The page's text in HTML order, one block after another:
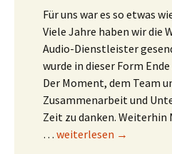
Für uns war es so etwas
Viele Jahre haben wir die
Audio-Dienstleister
wurde in dieser Form
Der Moment, dem Team
Zusammenarbeit und
Zeit zu danken.
… Welt-Nachrichten
weiterlesen →